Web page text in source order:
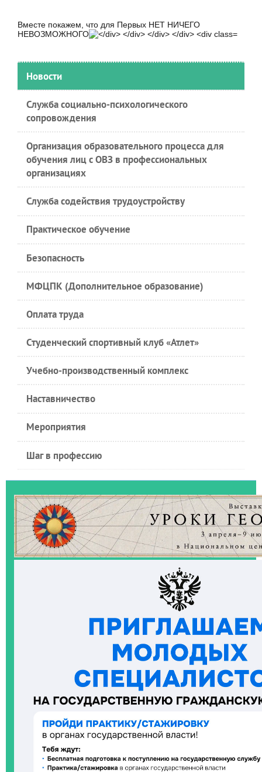
Вместе покажем, что для Первых НЕТ НИЧЕГО
НЕВОЗМОЖНОГО
Новости
Служба социально-психологического
сопровождения
Организация образовательного процесса для
обучения лиц с ОВЗ в профессиональных
организациях
Служба содействия трудоустройству
Практическое обучение
Безопасность
МФЦПК (Дополнительное образование)
Оплата труда
Студенческий спортивный клуб «Атлет»
Учебно-производственный комплекс
Наставничество
Мероприятия
Шаг в профессию